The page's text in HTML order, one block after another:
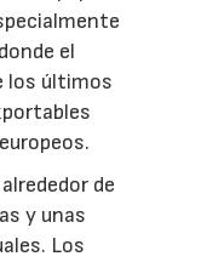
el
los últimos
de
y unas
Los